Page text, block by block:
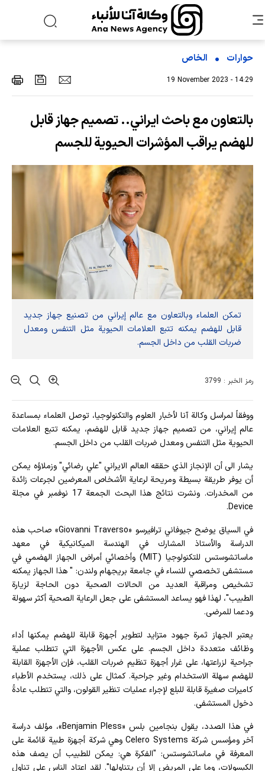
حوارات الخاص
19 November 2023 - 14:29
بالتعاون مع باحث ايراني.. تصميم جهاز قابل
للهضم يراقب المؤشرات الحيوية للجسم
تمكن العلماء وبالتعاون مع عالم إيراني من تصنيع جهاز جديد
قابل للهضم يمكنه تتبع العلامات الحيوية مثل التنفس ومعدل
ضربات القلب من داخل الجسم.
رمز الخبر : 3799
ووفقاً لمراسل وكالة آنا لأخبار العلوم والتكنولوجيا، توصل العلماء بمساعدة
عالم إيراني، من تصميم جهاز جديد قابل للهضم، يمكنه تتبع العلامات
الحيوية مثل التنفس ومعدل ضربات القلب من داخل الجسم.
يشار الى أن الإنجاز الذي حققه العالم الايراني "علي رضائي" وزملاؤه يمكن
أن يوفر طريقة بسيطة ومريحة لرعاية الأشخاص المعرضين لجرعات زائدة
من المخدرات. ونشرت نتائج هذا البحث الجمعة 17 نوفمبر في مجلة
Device.
في السياق يوضح جيوفاني ترافيرسو «Giovanni Traverso» صاحب هذه
الدراسة والأستاذ المشارك في الهندسة الميكانيكية في معهد
ماساتشوستس للتكنولوجيا (MIT) وأخصائي أمراض الجهاز الهضمي في
مستشفى تخصصي للنساء في جامعة بريجهام ولندن: " هذا الجهاز يمكنه
تشخيص ومراقبة العديد من الحالات الصحية دون الحاجة لزيارة
الطبيب"، لهذا فهو يساعد المستشفى على جعل الرعاية الصحية أكثر سهولة
ودعما للمرضى.
يعتبر الجهاز ثمرة جهود متزايد لتطوير أجهزة قابلة للهضم يمكنها أداء
وظائف متعددة داخل الجسم. على عكس الأجهزة التي تتطلب عملية
جراحية لزراعتها، على غرار أجهزة تنظيم ضربات القلب، فإن الأجهزة القابلة
للهضم سهلة الاستخدام وغير جراحية. كمثال على ذلك، يستخدم الأطباء
كاميرات صغيرة قابلة للبلع لإجراء عمليات تنظير القولون، والتي تتطلب عادةً
دخول المستشفى.
في هذا الصدد، يقول بنجامین بلس «Benjamin Pless»، مؤلف دراسة
آخر ومؤسس شركة Celero Systems وهي شركة أجهزة طبية قائمة على
المعرفة في ماساتشوستس: "الفكرة هي: يمكن للطبيب أن يصف هذه
الكبسولات، وما على المريض إلا أن يتناولها". لقد اعتاد الناس على تناول